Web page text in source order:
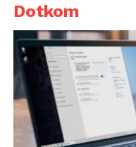
Dotkom